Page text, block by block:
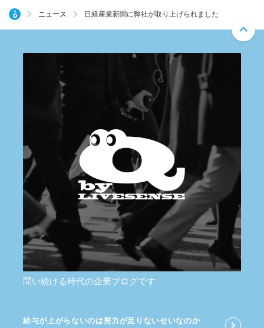
ニュース 日経産業新聞に弊社が取り上げられました
問い続ける時代の企業ブログです
給与が​上がらないのは​努力が​足りないせいなのか